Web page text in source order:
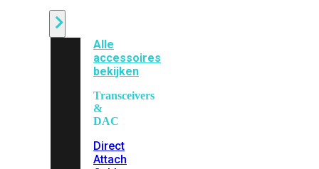
Alle
accessoires
bekijken
Transceivers
&
DAC
Direct
Attach